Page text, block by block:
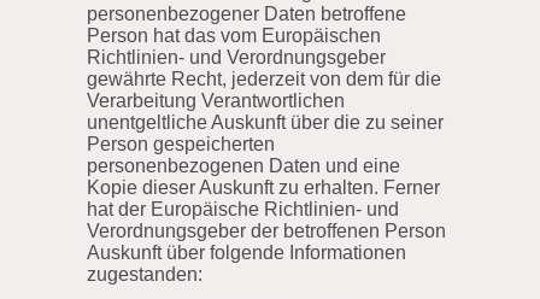
personenbezogener Daten betroffene
Person hat das vom Europäischen
Richtlinien- und Verordnungsgeber
gewährte Recht, jederzeit von dem für die
Verarbeitung Verantwortlichen
unentgeltliche Auskunft über die zu seiner
Person gespeicherten
personenbezogenen Daten und eine
Kopie dieser Auskunft zu erhalten. Ferner
hat der Europäische Richtlinien- und
Verordnungsgeber der betroffenen Person
Auskunft über folgende Informationen
zugestanden: